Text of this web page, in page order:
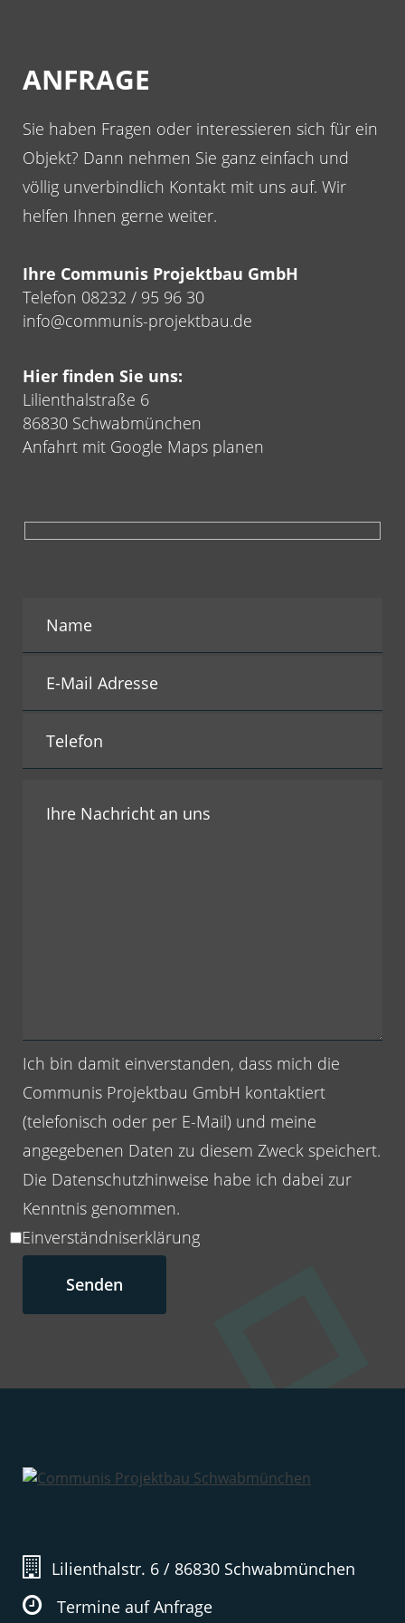
ANFRAGE
Sie haben Fragen oder interessieren sich für ein
Objekt? Dann nehmen Sie ganz einfach und
völlig unverbindlich Kontakt mit uns auf. Wir
helfen Ihnen gerne weiter.
Ihre Communis Projektbau GmbH
Telefon 08232 / 95 96 30
info@communis-projektbau.de
Hier finden Sie uns:
Lilienthalstraße 6
86830 Schwabmünchen
Anfahrt mit Google Maps planen
Ich bin damit einverstanden, dass mich die
Communis Projektbau GmbH kontaktiert
(telefonisch oder per E-Mail) und meine
angegebenen Daten zu diesem Zweck speichert.
Die Datenschutzhinweise habe ich dabei zur
Kenntnis genommen.
Einverständniserklärung
Lilienthalstr. 6 / 86830 Schwabmünchen
Termine auf Anfrage